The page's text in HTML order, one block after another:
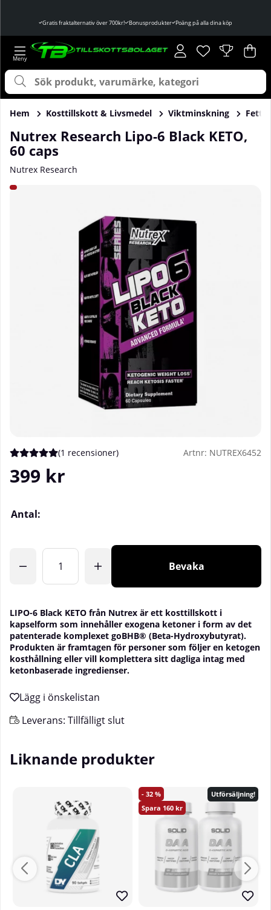
Gratis fraktalternativ över 700kr! Bonusprodukter Poäng på alla dina köp
Önskelista
Antal i
. .
Hem Kosttillskott & Livsmedel Viktminskning
Nutrex Research Lipo-6 Black KETO,
60 caps
Nutrex Research
Produktbilder Nutrex Research Lipo-6 Black KETO, 60 caps
Medelbetyg 5 av 5 Antal betyg 1
(1 recensioner) Artnr: NUTREX6452
399 kr
Antal:
Bevaka
LIPO-6 Black KETO från Nutrex är ett kosttillskott i
kapselform som innehåller exogena ketoner i form av det
patenterade komplexet goBHB® (Beta-Hydroxybutyrat).
Produkten är framtagen för personer som följer en ketogen
kosthållning eller vill komplettera sitt dagliga intag med
ketonbaserade ingredienser.
Leverans: Tillfälligt slut
Liknande produkter
32
160
Utförsäljning!